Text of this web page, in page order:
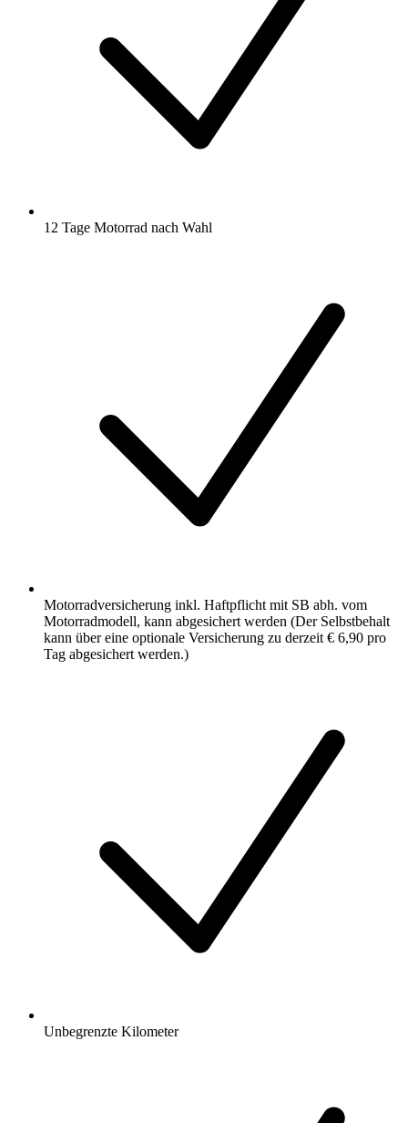
12 Tage Motorrad nach Wahl
Motorradversicherung inkl. Haftpflicht mit SB abh. vom
Motorradmodell, kann abgesichert werden (Der Selbstbehalt
kann über eine optionale Versicherung zu derzeit € 6,90 pro
Tag abgesichert werden.)
Unbegrenzte Kilometer